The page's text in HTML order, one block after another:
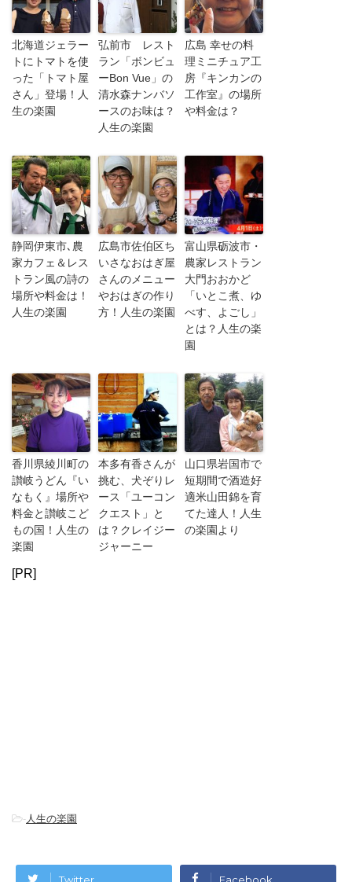
北海道ジェラー
トにトマトを使
った「トマト屋
さん」登場！人
生の楽園
弘前市 レスト
ラン「ボンビュ
ーBon Vue」の
清水森ナンバソ
ースのお味は？
人生の楽園
広島 幸せの料
理ミニチュア工
房『キンカンの
工作室』の場所
や料金は？
静岡伊東市､農
家カフェ＆レス
トラン風の詩の
場所や料金は！
人生の楽園
広島市佐伯区ち
いさなおはぎ屋
さんのメニュー
やおはぎの作り
方！人生の楽園
富山県砺波市・
農家レストラン
大門おおかど
「いとこ煮、ゆ
べす、よごし」
とは？人生の楽
園
香川県綾川町の
讃岐うどん『い
なもく』場所や
料金と讃岐こど
もの国！人生の
楽園
本多有香さんが
挑む、犬ぞりレ
ース「ユーコン
クエスト」と
は？クレイジー
ジャーニー
山口県岩国市で
短期間で酒造好
適米山田錦を育
てた達人！人生
の楽園より
[PR]
-人生の楽園